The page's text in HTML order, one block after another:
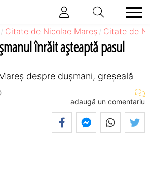
Citate de Nicolae Mareș Citate de
înrăit așteaptă pasul
despre dușmani, greșeală
adaugă un comentariu